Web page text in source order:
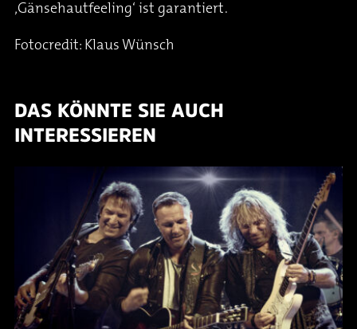
‚Gänsehautfeeling‘ ist garantiert.
Fotocredit: Klaus Wünsch
DAS KÖNNTE SIE AUCH
INTERESSIEREN